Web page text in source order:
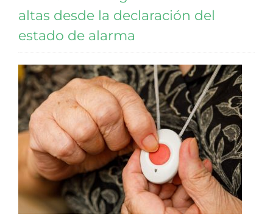
altas desde la declaración del
estado de alarma